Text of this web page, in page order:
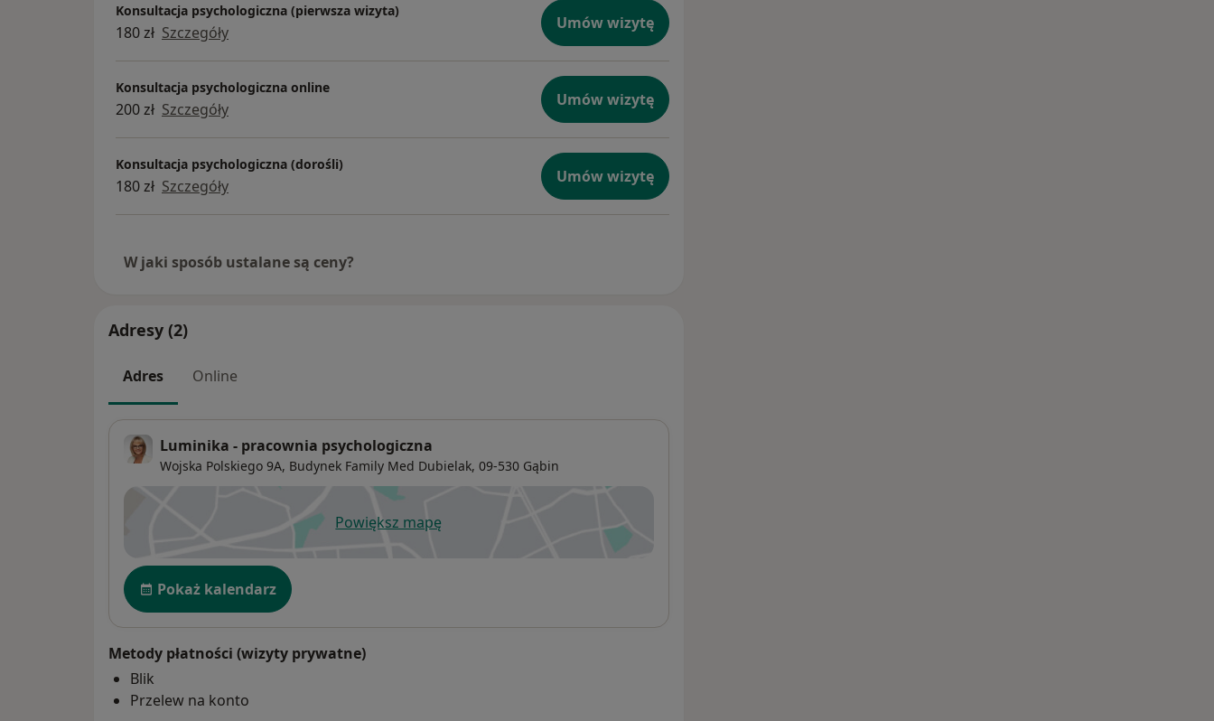
Konsultacja psychologiczna (pierwsza wizyta)
180 zł Szczegóły Umów wizytę
Konsultacja psychologiczna online
200 zł Szczegóły Umów wizytę
Konsultacja psychologiczna (dorośli)
180 zł Szczegóły Umów wizytę
W jaki sposób ustalane są ceny?
Adresy (2)
Adres Online
Luminika - pracownia psychologiczna
Wojska Polskiego 9A, Budynek Family Med Dubielak, 09-530 Gąbin
Powiększ mapęotwiera się w nowej karcie
Dostępność
Pokaż kalendarz
Metody płatności (wizyty prywatne)
Blik
Przelew na konto